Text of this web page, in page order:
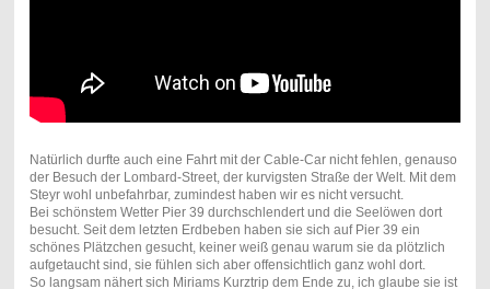
Natürlich durfte auch eine Fahrt mit der Cable-Car nicht fehlen, genauso
der Besuch der Lombard-Street, der kurvigsten Straße der Welt. Mit dem
Steyr wohl unbefahrbar, zumindest haben wir es nicht versucht.
Bei schönstem Wetter Pier 39 durchschlendert und die Seelöwen dort
besucht. Seit dem letzten Erdbeben haben sie sich auf Pier 39 ein
schönes Plätzchen gesucht, keiner weiß genau warum sie da plötzlich
aufgetaucht sind, sie fühlen sich aber offensichtlich ganz wohl dort.
So langsam nähert sich Miriams Kurztrip dem Ende zu, ich glaube sie ist